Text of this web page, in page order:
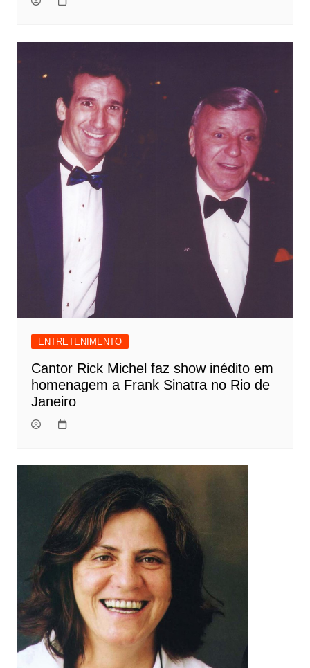
ENTRETENIMENTO
Cantor Rick Michel faz show inédito em
homenagem a Frank Sinatra no Rio de
Janeiro